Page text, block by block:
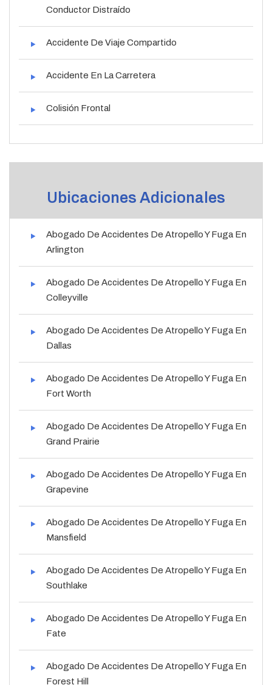
Conductor Distraído
Accidente De Viaje Compartido
Accidente En La Carretera
Colisión Frontal
Ubicaciones Adicionales
Abogado De Accidentes De Atropello Y Fuga En
Arlington
Abogado De Accidentes De Atropello Y Fuga En
Colleyville
Abogado De Accidentes De Atropello Y Fuga En
Dallas
Abogado De Accidentes De Atropello Y Fuga En
Fort Worth
Abogado De Accidentes De Atropello Y Fuga En
Grand Prairie
Abogado De Accidentes De Atropello Y Fuga En
Grapevine
Abogado De Accidentes De Atropello Y Fuga En
Mansfield
Abogado De Accidentes De Atropello Y Fuga En
Southlake
Abogado De Accidentes De Atropello Y Fuga En
Fate
Abogado De Accidentes De Atropello Y Fuga En
Forest Hill